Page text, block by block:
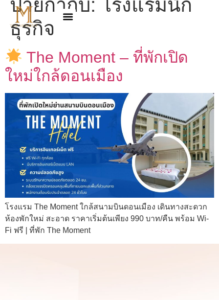
ป้ายกำกับ: โรงแรมนัก
ธุรกิจ
The Moment – ที่พักเปิด
ใหม่ใกล้ดอนเมือง
โรงแรม The Moment ใกล้สนามบินดอนเมือง เดินทางสะดวก
ห้องพักใหม่ สะอาด ราคาเริ่มต้นเพียง 990 บาท/คืน พร้อม Wi-
Fi ฟรี | ที่พัก The Moment